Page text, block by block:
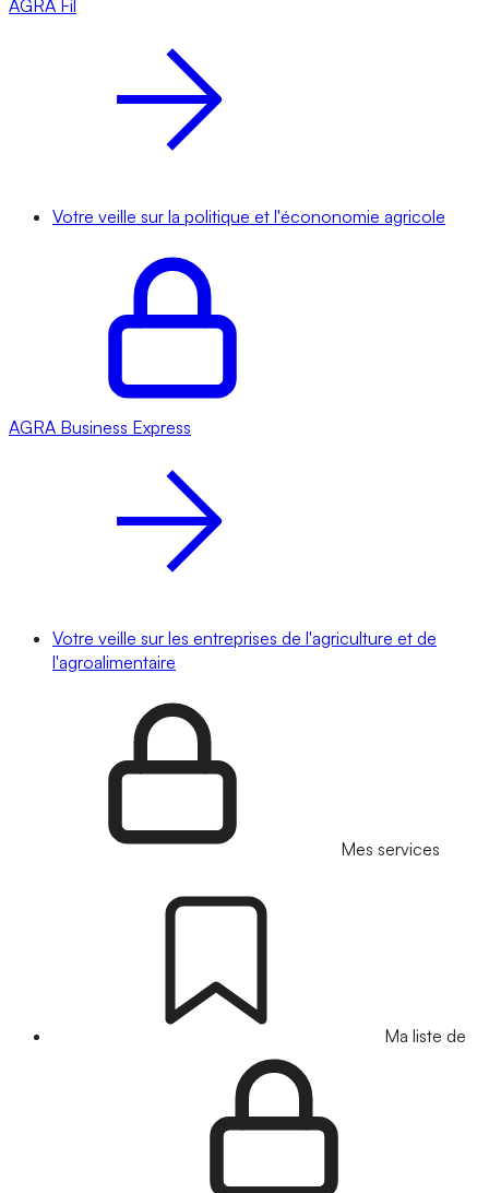
AGRA Fil
Votre veille sur la politique et l'écononomie agricole
AGRA Business Express
Votre veille sur les entreprises de l'agriculture et de
l'agroalimentaire
Mes services
Ma liste de